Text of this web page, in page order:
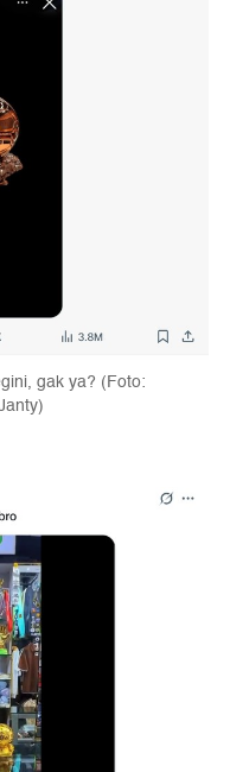
gak ya? (Foto: